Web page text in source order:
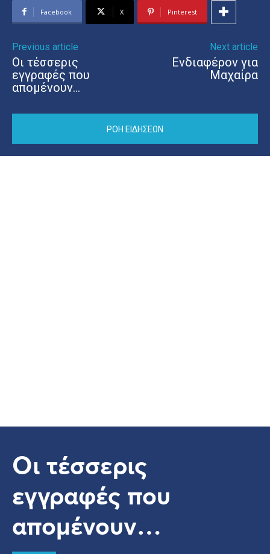
Facebook X Pinterest
Previous article
Οι τέσσερις
εγγραφές που
απομένουν…
Next article
Ενδιαφέρον για
Μαχαίρα
ΡΟΗ ΕΙΔΗΣΕΩΝ